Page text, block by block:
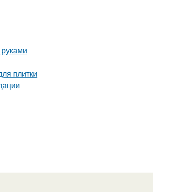
плитки